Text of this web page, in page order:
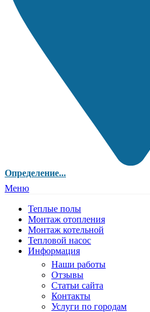
Определение...
Меню
Теплые полы
Монтаж отопления
Монтаж котельной
Тепловой насос
Информация
Наши работы
Отзывы
Статьи сайта
Контакты
Услуги по городам